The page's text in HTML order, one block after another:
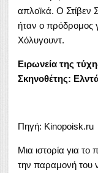
απλοϊκά. Ο Στίβεν
ήταν ο πρόδρομος
Χόλυγουντ.
Ειρωνεία της
Σκηνοθέτης:
Πηγή: Kinopoisk.ru
Μια ιστορία για
την παραμονή του